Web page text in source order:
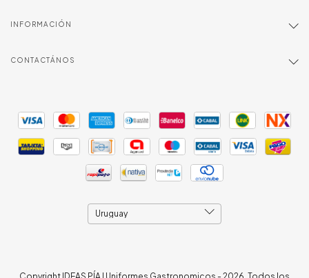
INFORMACIÓN
CONTACTÁNOS